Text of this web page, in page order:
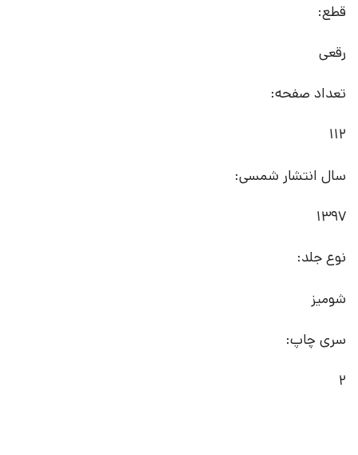
قطع:
رقعی
تعداد صفحه:
112
سال انتشار شمسی:
1397
نوع جلد:
شومیز
سری چاپ:
2